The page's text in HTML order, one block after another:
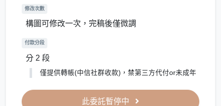
修改次數
構圖可修改一次，完稿後僅微調
付款分段
分 2 段
僅提供轉帳(中信社群收款)，禁第三方代付or未成年
此委託暫停中